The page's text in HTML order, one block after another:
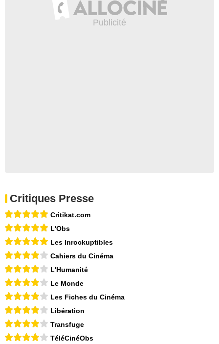
Critiques Presse
Critikat.com
L'Obs
Les Inrockuptibles
Cahiers du Cinéma
L'Humanité
Le Monde
Les Fiches du Cinéma
Libération
Transfuge
TéléCinéObs